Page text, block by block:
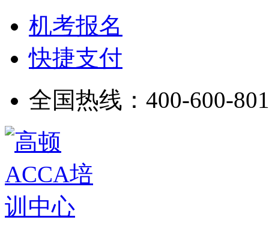
机考报名
快捷支付
全国热线： 400-600-